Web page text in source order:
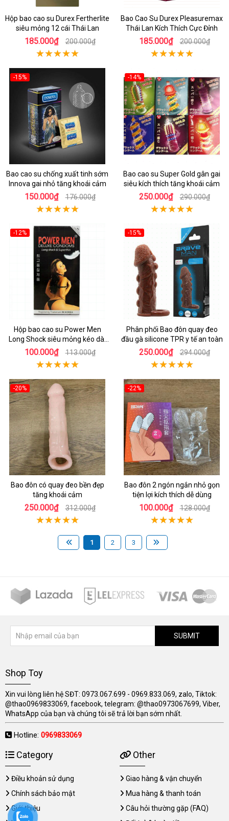
Hộp bao cao su Durex Fertherlite
siêu mỏng 12 cái Thái Lan
185.000₫ 200.000₫
Bao Cao Su Durex Pleasuremax
Thái Lan Kích Thích Cực Đỉnh
185.000₫ 200.000₫
-15%
Bao cao su chống xuất tinh sớm
Innova gai nhỏ tăng khoái cảm
150.000₫ 176.000₫
-14%
Bao cao su Super Gold gân gai
siêu kích thích tăng khoái cảm
250.000₫ 290.000₫
-12%
Hộp bao cao su Power Men
Long Shock siêu mỏng kéo dài
thời gian
100.000₫ 113.000₫
-15%
Phân phối Bao đôn quay đeo
đầu gà silicone TPR y tế an toàn
250.000₫ 294.000₫
-20%
Bao đôn có quay đeo bền đẹp
tăng khoái cảm
250.000₫ 312.000₫
-22%
Bao đôn 2 ngón ngắn nhỏ gọn
tiện lợi kích thích dễ dùng
100.000₫ 128.000₫
1 2 3
SUBMIT
Shop Toy
Xin vui lòng liên hệ SĐT: 0973.067.699 - 0969.833.069, zalo, Tiktok:
@thao0969833069, facebook, telegram: @thao0973067699, Viber,
WhatsApp của bạn và chúng tôi sẽ trả lời bạn sớm nhất.
Hotline: 0969833069
Category
Điều khoản sử dụng
Chính sách bảo mật
Giới thiệu
Other
Giao hàng & vận chuyển
Mua hàng & thanh toán
Câu hỏi thường gặp (FAQ)